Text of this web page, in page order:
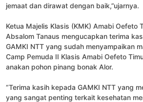
jemaat dan dirawat dengan baik,”ujarnya.
Ketua Majelis Klasis (KMK) Amabi Oefeto
Absalom Tanaus mengucapkan terima
GAMKI NTT yang sudah menyampaikan
Camp Pemuda II Klasis Amabi Oefeto
anakan pohon pinang bonak Alor.
“Terima kasih kepada GAMKI NTT yang
yang sangat penting terkait kesehatan